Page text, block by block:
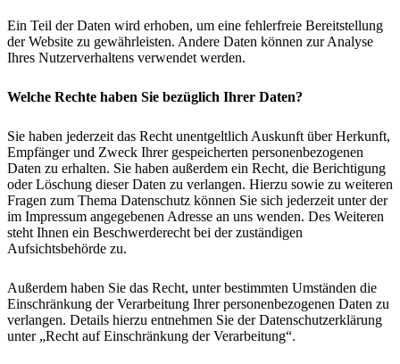
Ein Teil der Daten wird erhoben, um eine fehlerfreie Bereitstellung
der Website zu gewährleisten. Andere Daten können zur Analyse
Ihres Nutzerverhaltens verwendet werden.
Welche Rechte haben Sie bezüglich Ihrer Daten?
Sie haben jederzeit das Recht unentgeltlich Auskunft über Herkunft,
Empfänger und Zweck Ihrer gespeicherten personenbezogenen
Daten zu erhalten. Sie haben außerdem ein Recht, die Berichtigung
oder Löschung dieser Daten zu verlangen. Hierzu sowie zu weiteren
Fragen zum Thema Datenschutz können Sie sich jederzeit unter der
im Impressum angegebenen Adresse an uns wenden. Des Weiteren
steht Ihnen ein Beschwerderecht bei der zuständigen
Aufsichtsbehörde zu.
Außerdem haben Sie das Recht, unter bestimmten Umständen die
Einschränkung der Verarbeitung Ihrer personenbezogenen Daten zu
verlangen. Details hierzu entnehmen Sie der Datenschutzerklärung
unter „Recht auf Einschränkung der Verarbeitung“.